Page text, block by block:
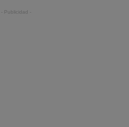
- Publicidad -